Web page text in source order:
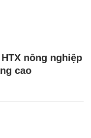
nông nghiệp
cao